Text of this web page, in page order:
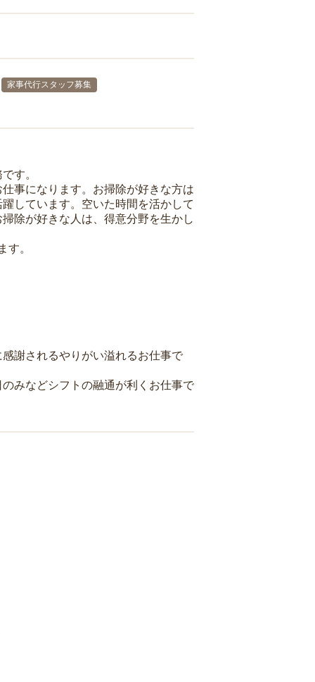
家事代行スタッフ募集
す。
事になります。お掃除が好きな方は
しています。空いた時間を活かして
除が好きな人は、得意分野を生かし
す。
謝されるやりがい溢れるお仕事で
みなどシフトの融通が利くお仕事で